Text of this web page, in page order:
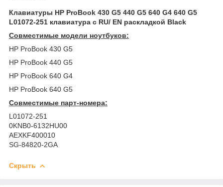
Клавиатуры HP ProBook 430 G5 440 G5 640 G4 640 G5
L01072-251 клавиатура c RU/ EN раскладкой Black
Совместимые модели ноутбуков:
HP ProBook 430 G5
HP ProBook 440 G5
HP ProBook 640 G4
HP ProBook 640 G5
Совместимые парт-номера:
L01072-251
0KNB0-6132HU00
AEXKF400010
SG-84820-2GA
Скрыть